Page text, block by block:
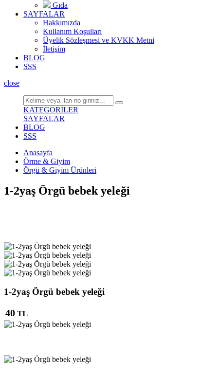
Gıda
SAYFALAR
Hakkımızda
Kullanım Koşulları
Üyelik Sözleşmesi ve KVKK Metni
İletişim
BLOG
SSS
close
KATEGORİLER
SAYFALAR
BLOG
SSS
Anasayfa
Örme & Giyim
Örgü & Giyim Ürünleri
1-2yaş Örgü bebek yeleği
1-2yaş Örgü bebek yeleği
40 TL